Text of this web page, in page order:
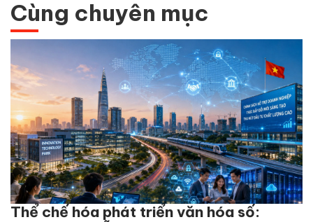
Cùng chuyên mục
Thể chế hóa phát triển văn hóa số: